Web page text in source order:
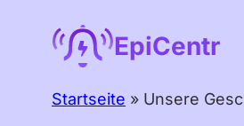
EpiCentr
Startseite » Unsere